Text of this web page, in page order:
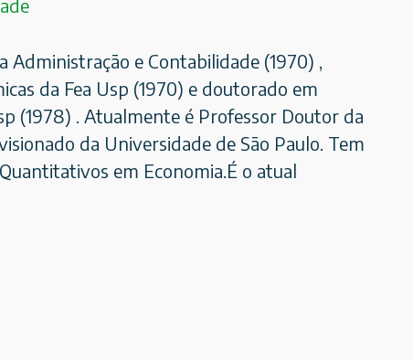
Administração e Contabilidade (1970) ,
da Fea Usp (1970) e doutorado em
(1978) . Atualmente é Professor Doutor da
da Universidade de São Paulo. Tem
em Economia.É o atual